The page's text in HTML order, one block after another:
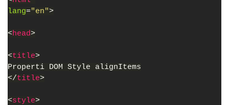
lang="en">
<head>
<title>
Properti DOM Style alignItems
</title>
<style>